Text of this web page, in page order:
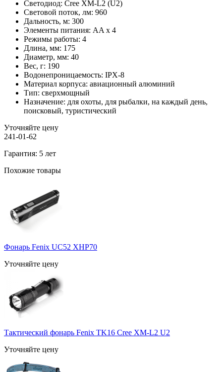
Светодиод: Cree XM-L2 (U2)
Световой поток, лм: 960
Дальность, м: 300
Элементы питания: AA x 4
Режимы работы: 4
Длина, мм: 175
Диаметр, мм: 40
Вес, г: 190
Водонепроницаемость: IPX-8
Материал корпуса: авиационный алюминий
Тип: сверхмощный
Назначение: для охоты, для рыбалки, на каждый день,
поисковый, туристический
Уточняйте цену
241-01-62
Гарантия: 5 лет
Похожие товары
Фонарь Fenix UC52 XHP70
Уточняйте цену
Тактический фонарь Fenix TK16 Cree XM-L2 U2
Уточняйте цену